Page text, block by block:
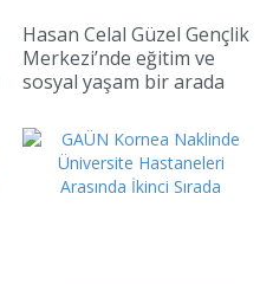
Hasan Celal Güzel Gençlik
Merkezi’nde eğitim ve
sosyal yaşam bir arada